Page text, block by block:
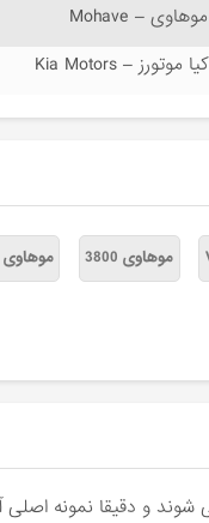
موهاوی – Mohave
کیا موتورز – Kia Motors
موهاوی 3800 موهاوی 4600